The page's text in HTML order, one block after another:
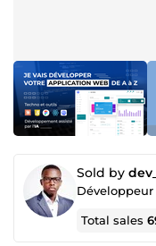
Sold by
Total sales